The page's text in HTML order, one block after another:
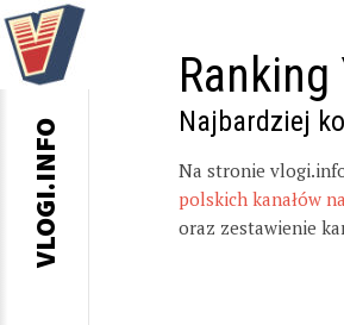
Ranking
Najbardziej
Na stronie
polskich kanałów
oraz zestawienie
VLOGI.INFO